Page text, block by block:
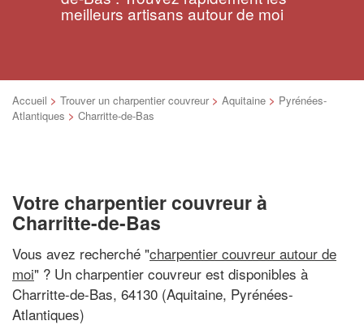
meilleurs artisans autour de moi
Accueil > Trouver un charpentier couvreur > Aquitaine > Pyrénées-
Atlantiques > Charritte-de-Bas
Votre charpentier couvreur à
Charritte-de-Bas
Vous avez recherché "charpentier couvreur autour de
moi" ? Un charpentier couvreur est disponibles à
Charritte-de-Bas, 64130 (Aquitaine, Pyrénées-
Atlantiques)